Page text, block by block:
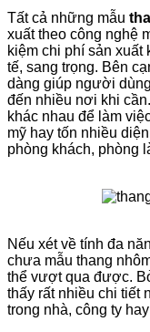
Tất cả những mẫu
xuất theo công nghệ
kiệm chi phí sản xuất
tế, sang trọng. Bên
dàng giúp người
đến nhiều nơi khi
khác nhau để làm
mỹ hay tốn nhiều
phòng khách, phòng
Nếu xét về tính đa
chưa mẫu thang
thể vượt qua được.
thấy rất nhiều chi tiết
trong nhà, công ty